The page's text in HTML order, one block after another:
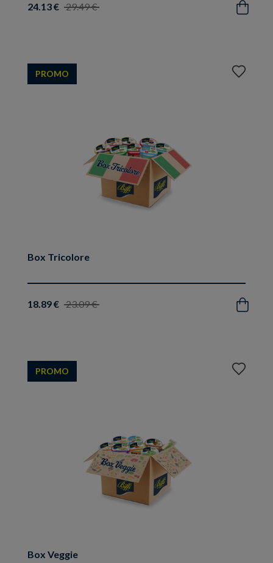
24.13 € 29.49 € Acquista
Box Tricolore
18.89 € 23.09 € Acquista
PROMO
Aggiungi
Box Veggie
PROMO
Aggiungi